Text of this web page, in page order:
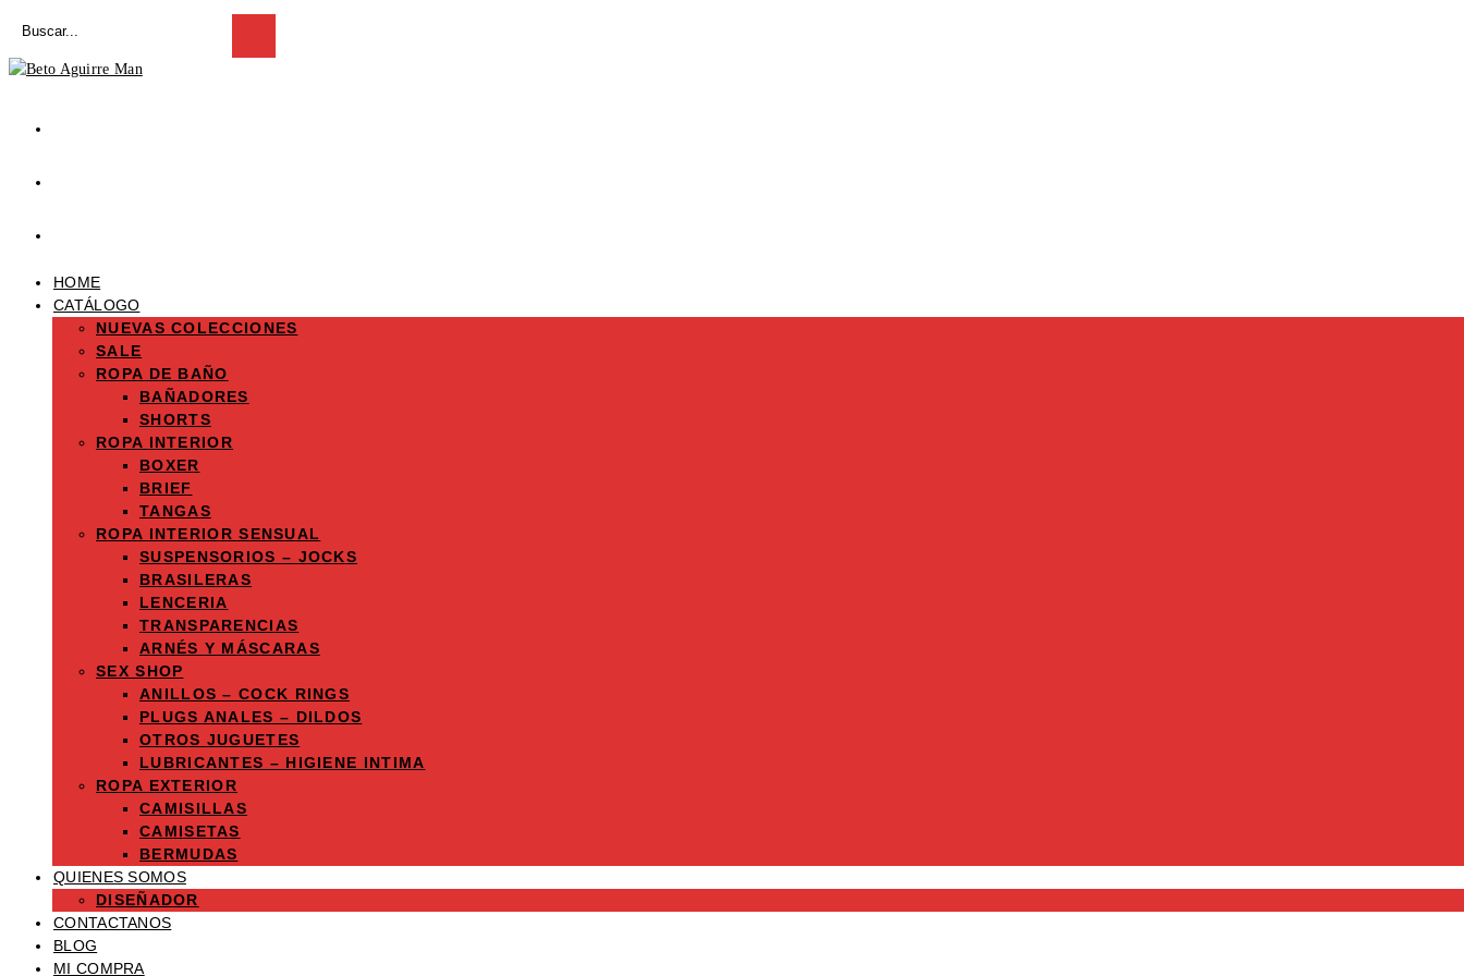
contenido
Buscar
esta
la
HOME
CATÁLOGO
NUEVAS COLECCIONES
SALE
ROPA DE BAÑO
BAÑADORES
SHORTS
ROPA INTERIOR
BOXER
BRIEF
TANGAS
ROPA INTERIOR SENSUAL
SUSPENSORIOS – JOCKS
BRASILERAS
LENCERIA
TRANSPARENCIAS
ARNÉS Y MÁSCARAS
SEX SHOP
ANILLOS – COCK RINGS
PLUGS ANALES – DILDOS
OTROS JUGUETES
LUBRICANTES – HIGIENE INTIMA
ROPA EXTERIOR
CAMISILLAS
CAMISETAS
BERMUDAS
QUIENES SOMOS
DISEÑADOR
CONTACTANOS
BLOG
MI COMPRA